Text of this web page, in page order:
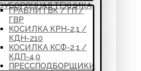
ТЕХНИКА
ГРАБЛИ ГВК / ГП /
ГВР
КОСИЛКА КРН-2,1 /
КДН-210
КОСИЛКА КСФ-2,1 /
КДП-4,0
ПРЕССПОДБОРЩИКИ